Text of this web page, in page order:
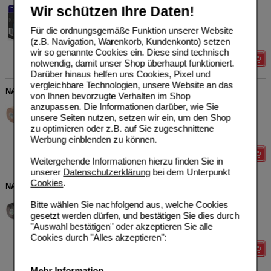
Wir schützen Ihre Daten!
Für die ordnungsgemäße Funktion unserer Website
(z.B. Navigation, Warenkorb, Kundenkonto) setzen
wir so genannte Cookies ein. Diese sind technisch
notwendig, damit unser Shop überhaupt funktioniert.
Darüber hinaus helfen uns Cookies, Pixel und
vergleichbare Technologien, unsere Website an das
von Ihnen bevorzugte Verhalten im Shop
anzupassen. Die Informationen darüber, wie Sie
unsere Seiten nutzen, setzen wir ein, um den Shop
zu optimieren oder z.B. auf Sie zugeschnittene
Werbung einblenden zu können.
Weitergehende Informationen hierzu finden Sie in
unserer Datenschutzerklärungbei dem Unterpunkt
Cookies.
Bitte wählen Sie nachfolgend aus, welche Cookies
gesetzt werden dürfen, und bestätigen Sie dies durch
"Auswahl bestätigen" oder akzeptieren Sie alle
Cookies durch "Alles akzeptieren":
Beiersdorf AG
1St Bandage Unser Preis*
Sie sparen 1,90 €
Details
NASARA Kinesiotape 5 cmx5 m beige
Mikros GmbH
01164525
1
St
UVP **
Unser Preis *
Sie sparen
NASARA Kinesiotape 5 cmx5 m schwarz
Mikros GmbH
01164554
1 St Pflaster
UVP**
Unser Preis * 7,96 €
Sie sparen